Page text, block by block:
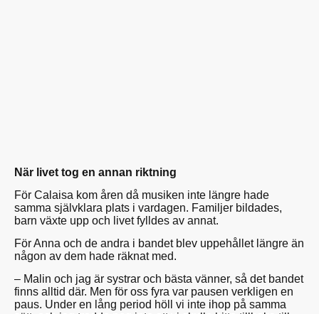
När livet tog en annan riktning
För Calaisa kom åren då musiken inte längre hade
samma självklara plats i vardagen. Familjer bildades,
barn växte upp och livet fylldes av annat.
För Anna och de andra i bandet blev uppehållet längre än
någon av dem hade räknat med.
– Malin och jag är systrar och bästa vänner, så det bandet
finns alltid där. Men för oss fyra var pausen verkligen en
paus. Under en lång period höll vi inte ihop på samma